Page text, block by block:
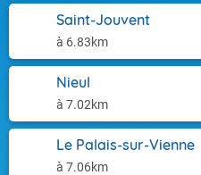
Saint-Jouvent
à 6.83km
Nieul
à 7.02km
Le Palais-sur-Vienne
à 7.06km